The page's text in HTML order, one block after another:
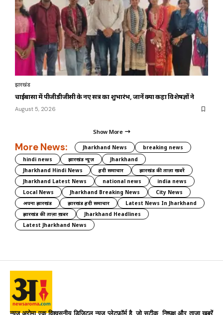
झारखंड
चाईबासा में पीजीडीजीसी के नए सत्र का शुभारंभ, जानें क्या कहा विशेषज्ञों ने
August 5, 2026
Show More
More News: Jharkhand News
breaking news
hindi news
झारखंड न्यूज़
Jharkhand
Jharkhand Hindi News
हिंदी समाचार
झारखंड की ताज़ा खबरें
Jharkhand Latest News
national news
india news
Local News
Jharkhand Breaking News
City News
अपना झारखंड
झारखंड हिंदी समाचार
Latest News In Jharkhand
झारखंड की ताज़ा ख़बर
Jharkhand Headlines
Latest Jharkhand News